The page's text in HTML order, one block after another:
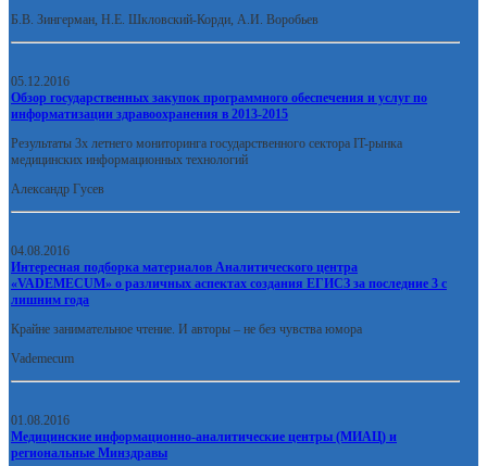
Б.В. Зингерман, Н.Е. Шкловский-Корди, А.И. Воробьев
05.12.2016
Обзор государственных закупок программного обеспечения и услуг по
информатизации здравоохранения в 2013-2015
Результаты 3х летнего мониторинга государственного сектора IT-рынка
медицинских информационных технологий
Александр Гусев
04.08.2016
Интересная подборка материалов Аналитического центра
«VADEMECUM» о различных аспектах создания ЕГИСЗ за последние 3 с
лишним года
Крайне занимательное чтение. И авторы – не без чувства юмора
Vademecum
01.08.2016
Медицинские информационно-аналитические центры (МИАЦ) и
региональные Минздравы